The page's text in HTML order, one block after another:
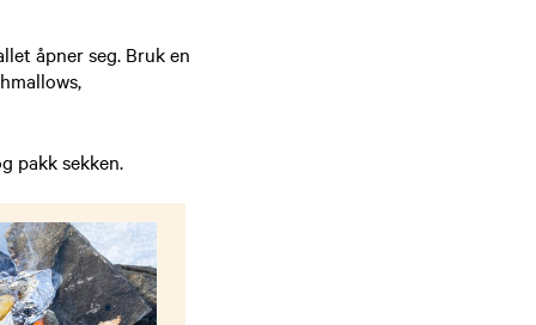
åpner seg. Bruk en
pakk sekken.